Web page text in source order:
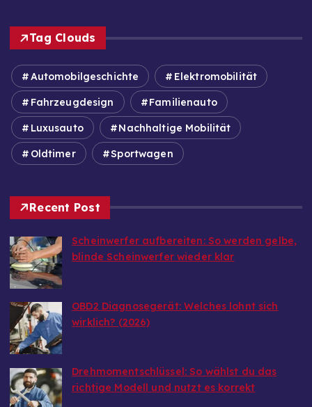
Tag Clouds
Automobilgeschichte Elektromobilität
Fahrzeugdesign Familienauto
Luxusauto Nachhaltige Mobilität
Oldtimer Sportwagen
Recent Post
Scheinwerfer aufbereiten: So werden gelbe,
blinde Scheinwerfer wieder klar
OBD2 Diagnosegerät: Welches lohnt sich
wirklich? (2026)
Drehmomentschlüssel: So wählst du das
richtige Modell und nutzt es korrekt